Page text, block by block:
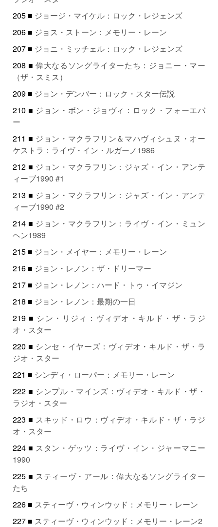
205 ■ ジョージ・マイケル：ロック・レジェンズ
206 ■ ジョス・ストーン：メモリー・レーン
207 ■ ジョニ・ミッチェル：ロック・レジェンズ
208 ■偉大なるソングライターたち：ジョニー・マー
（ザ・スミス）
209 ■ ジョン・デンバー：ロック・スター伝説
210 ■ ジョン・ボン・ジョヴィ：ロック・フォーエバ
ー
211 ■ ジョン・マクラフリン＆マハヴィシュヌ・オー
ケストラ：ライヴ・イン・ルガーノ1986
212 ■ ジョン・マクラフリン：ジャズ・イン・アンテ
ィーブ1990 #1
213 ■ ジョン・マクラフリン：ジャズ・イン・アンテ
ィーブ1990 #2
214 ■ ジョン・マクラフリン：ライヴ・イン・ミュン
ヘン1989
215 ■ ジョン・メイヤー：メモリー・レーン
216 ■ ジョン・レノン：ザ・ドリーマー
217 ■ ジョン・レノン：ハード・トゥ・イマジン
218 ■ ジョン・レノン：最期の一日
219 ■ シン・リジィ：ヴィデオ・キルド・ザ・ラジ
オ・スター
220 ■ シンセ・イヤーズ：ヴィデオ・キルド・ザ・ラ
ジオ・スター
221 ■ シンディ・ローパー：メモリー・レーン
222 ■ シンプル・マインズ：ヴィデオ・キルド・ザ・
ラジオ・スター
223 ■ スキッド・ロウ：ヴィデオ・キルド・ザ・ラジ
オ・スター
224 ■ スタン・ゲッツ：ライヴ・イン・ジャーマニー
1990
225 ■ スティーヴ・アール：偉大なるソングライター
たち
226 ■ スティーヴ・ウィンウッド：メモリー・レーン
227 ■ スティーヴ・ウィンウッド：メモリー・レーン2